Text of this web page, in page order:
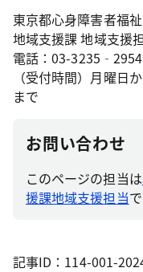
東京都心身障害者福
地域支援課 地域支援
電話：03-
（受付時間）月曜日
まで
お問い合わせ
このページの担当は
援課地域支援担当で
記事ID：114-001-